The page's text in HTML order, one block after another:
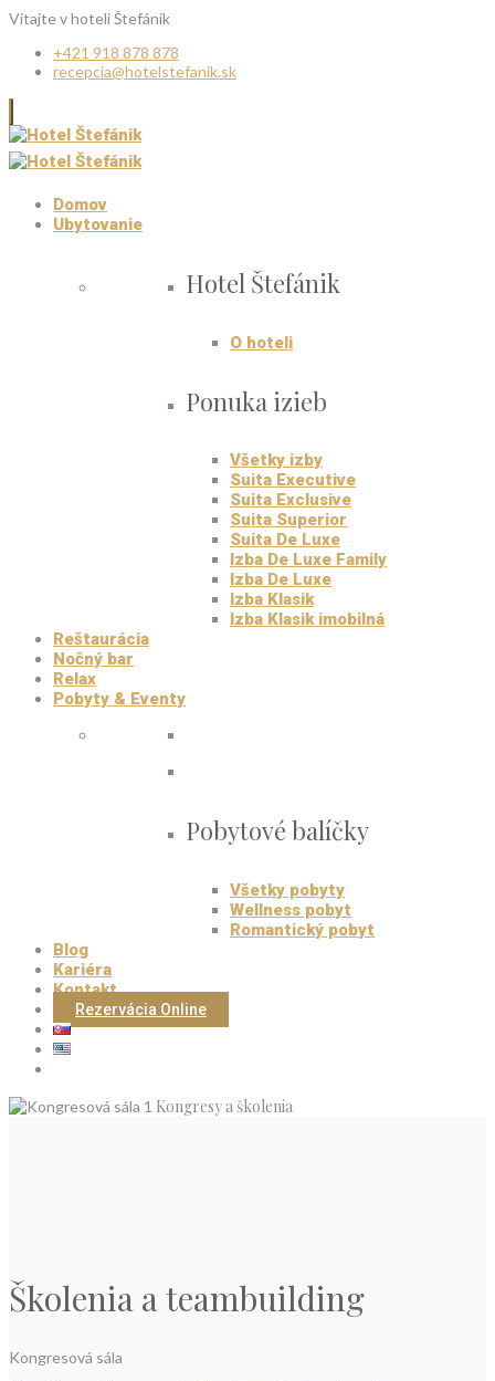
Vitajte v hoteli Štefánik
+421 918 878 878
recepcia@hotelstefanik.sk
Domov
Ubytovanie
Hotel Štefánik
O hoteli
Ponuka izieb
Všetky izby
Suita Executive
Suita Exclusive
Suita Superior
Suita De Luxe
Izba De Luxe Family
Izba De Luxe
Izba Klasik
Izba Klasik imobilná
Reštaurácia
Nočný bar
Relax
Pobyty & Eventy
Pobytové balíčky
Všetky pobyty
Wellness pobyt
Romantický pobyt
Blog
Kariéra
Kontakt
Rezervácia Online
Kongresy a školenia
Školenia a teambuilding
Kongresová sála